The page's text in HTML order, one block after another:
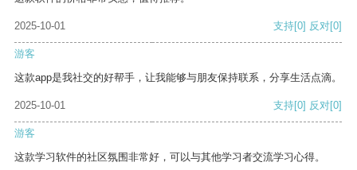
2025-10-01 支持[0] 反对[0]
游客
这款app是我社交的好帮手，让我能够与朋友保持联系，分享生活点滴。
2025-10-01 支持[0] 反对[0]
游客
这款学习软件的社区氛围非常好，可以与其他学习者交流学习心得。